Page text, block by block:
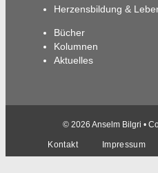
Herzensbildung &
Bücher
Kolumnen
Aktuelles
© 2026 Anselm Bilgri •
Kontakt Impressum